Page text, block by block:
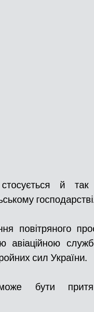
й
повітряного
авіаційною
сил України.
бути